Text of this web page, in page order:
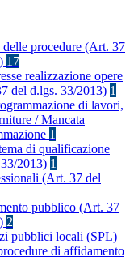
procedure (Art. 37
17
realizzazione opere
del d.lgs. 33/2013) 1
di lavori,
/ Mancata
1
di qualificazione
2013) 1
(Art. 37 del
pubblico (Art. 37
2
pubblici locali (SPL)
di affidamento